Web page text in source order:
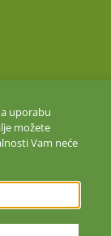
uporabu
možete
Vam neće